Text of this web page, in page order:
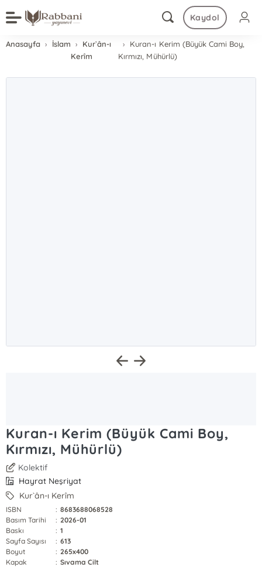
Kaydol
Anasayfa İslam
Kur`ân-ı
Kerîm
Kuran-ı Kerim (Büyük Cami Boy,
Kırmızı, Mühürlü)
Kuran-ı Kerim (Büyük Cami Boy,
Kırmızı, Mühürlü)
Kolektif
Hayrat Neşriyat
Kur`ân-ı Kerîm
ISBN : 8683688068528
Basım Tarihi
: 2026-01
Baskı
: 1
Sayfa Sayısı
: 613
Boyut
: 265x400
Kapak
: Sıvama Cilt